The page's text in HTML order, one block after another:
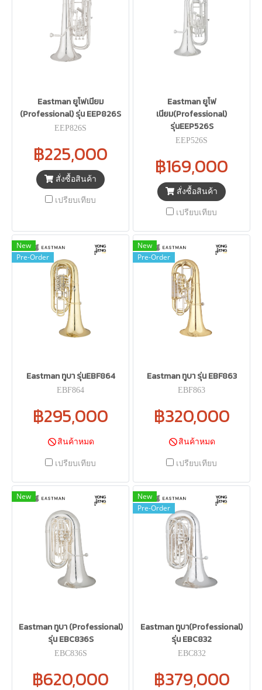
Eastman ยูโฟเนียม
(Professional) รุ่น EEP826S
EEP826S
฿225,000
สั่งซื้อสินค้า
เปรียบเทียบ
Eastman ยูโฟ
เนียม(Professional)
รุ่นEEP526S
EEP526S
฿169,000
สั่งซื้อสินค้า
เปรียบเทียบ
New
Pre-Order
Eastman ทูบา รุ่นEBF864
EBF864
฿295,000
สินค้าหมด
เปรียบเทียบ
New
Pre-Order
Eastman ทูบา รุ่น EBF863
EBF863
฿320,000
สินค้าหมด
เปรียบเทียบ
New
Eastman ทูบา (Professional)
รุ่น EBC836S
EBC836S
฿620,000
New
Pre-Order
Eastman ทูบา(Professional)
รุ่น EBC832
EBC832
฿379,000